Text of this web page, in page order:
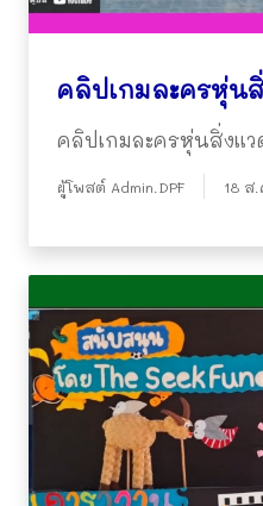
คลิปเกมละครหุ่น
คลิปเกมละครหุ่นสิ่งแ
ผู้โพสต์ Admin.DPF 18 ส